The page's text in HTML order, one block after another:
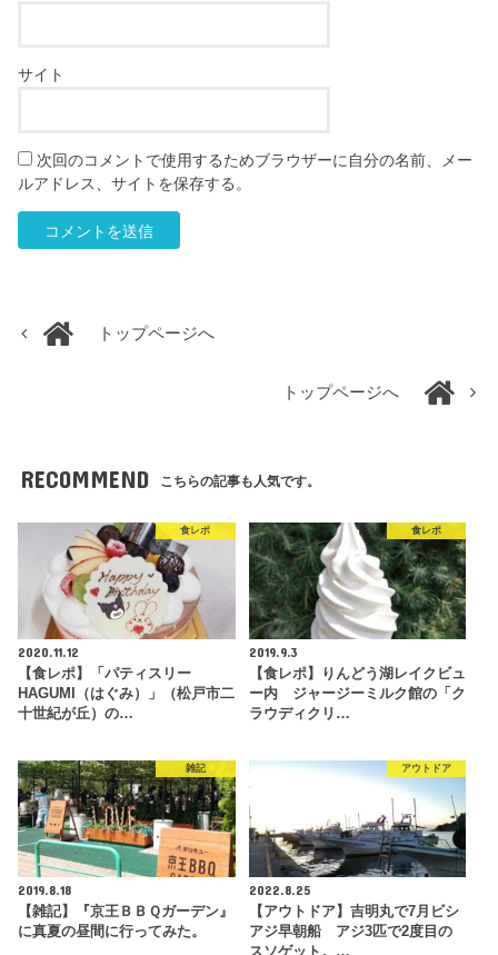
サイト
次回のコメントで使用するためブラウザーに自分の名前、メー
ルアドレス、サイトを保存する。
トップページへ
トップページへ
RECOMMEND こちらの記事も人気です。
食レポ
2020.11.12
【食レポ】「パティスリー
HAGUMI（はぐみ）」（松戸市二
十世紀が丘）の…
食レポ
2019.9.3
【食レポ】りんどう湖レイクビュ
ー内 ジャージーミルク館の「ク
ラウディクリ…
雑記
2019.8.18
【雑記】『京王ＢＢＱガーデン』
に真夏の昼間に行ってみた。
アウトドア
2022.8.25
【アウトドア】吉明丸で7月ビシ
アジ早朝船 アジ3匹で2度目の
スソゲット。…